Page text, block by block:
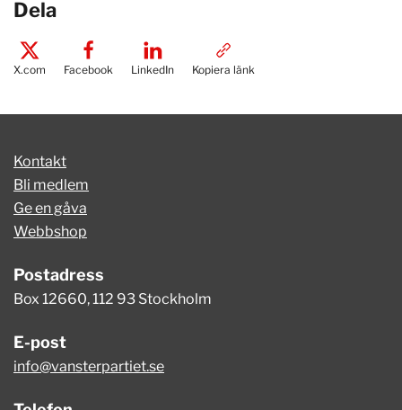
Dela
X.com Facebook LinkedIn Kopiera länk
Kontakt
Bli medlem
Ge en gåva
Webbshop
Postadress
Box 12660, 112 93 Stockholm
E-post
info@vansterpartiet.se